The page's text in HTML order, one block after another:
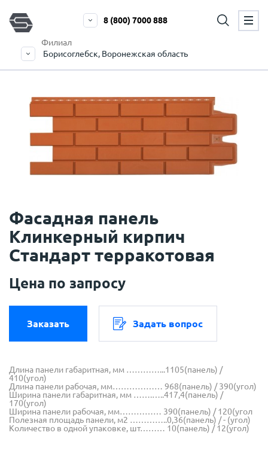
Филиал
Борисоглебск, Воронежская область
8 (800) 7000 888
Фасадная панель
Клинкерный кирпич
Стандарт терракотовая
Цена по запросу
Заказать Задать вопрос
Длина панели габаритная, мм …………...1105(панель) /
410(угол)
Длина панели рабочая, мм……………… 968(панель) / 390(угол)
Ширина панели габаритная, мм …….…..417,4(панель) /
170(угол)
Ширина панели рабочая, мм…………… 390(панель) / 120(угол
Полезная площадь панели, м2 …………..0,36(панель) / - (угол)
Количество в одной упаковке, шт……… 10(панель) / 12(угол)